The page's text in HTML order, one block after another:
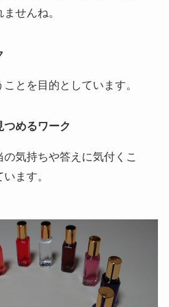
せんね。
とを目的としています。
めるワーク
の気持ちや答えに気付くこ
ます。